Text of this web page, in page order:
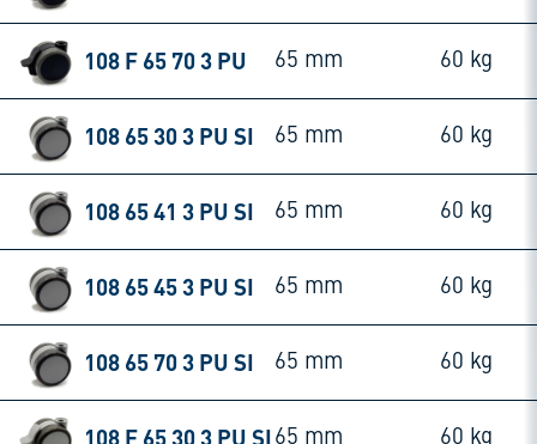
108 F 65 70 3 PU 65 mm 60 kg
108 65 30 3 PU SI 65 mm 60 kg
108 65 41 3 PU SI 65 mm 60 kg
108 65 45 3 PU SI 65 mm 60 kg
108 65 70 3 PU SI 65 mm 60 kg
108 F 65 30 3 PU SI 65 mm 60 kg